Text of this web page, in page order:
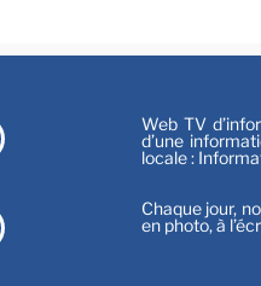
Web TV
d’une
locale :
Chaque jour,
en photo, à